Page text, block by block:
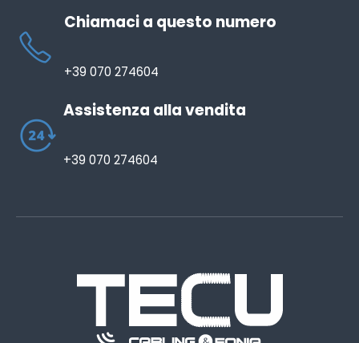
Chiamaci a questo numero
+39 070 274604
Assistenza alla vendita
+39 070 274604